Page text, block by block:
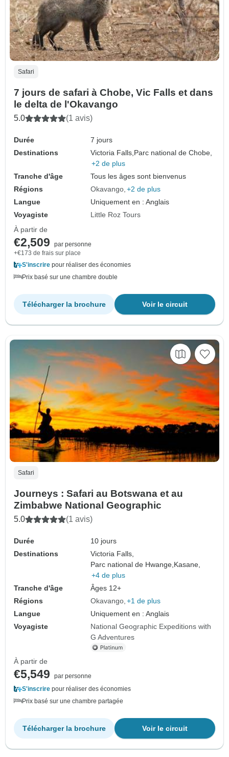
Safari
7 jours de safari à Chobe, Vic Falls et dans
le delta de l'Okavango
5.0 (1 avis)
Durée
7 jours
Destinations
Victoria Falls, Parc national de Chobe,
+2 de plus
Tranche d'âge
Tous les âges sont bienvenus
Régions
Okavango +2 de plus
Langue
Uniquement en : Anglais
Voyagiste
Little Roz Tours
À partir de
€2,509
par personne
+€173 de frais sur place
S'inscrire pour réaliser des économies
Prix basé sur une chambre double
Voir le circuit
Télécharger la brochure
Safari
Journeys : Safari au Botswana et au
Zimbabwe National Geographic
5.0 (1 avis)
Durée
10 jours
Destinations
Victoria Falls,
Parc national de Hwange, Kasane,
+4 de plus
Tranche d'âge
Âges 12+
Régions
Okavango +1 de plus
Langue
Uniquement en : Anglais
Voyagiste
National Geographic Expeditions with
G Adventures
À partir de
€5,549
par personne
S'inscrire pour réaliser des économies
Prix basé sur une chambre partagée
Voir le circuit
Télécharger la brochure